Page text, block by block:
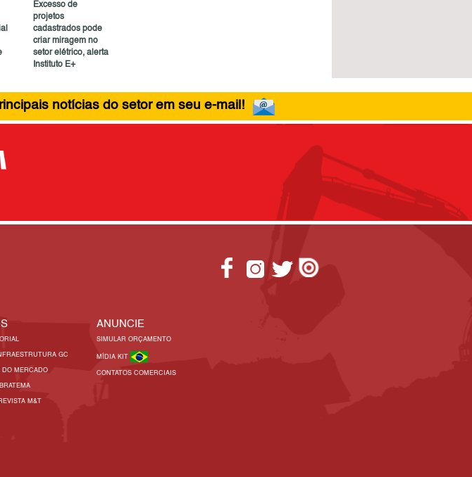
Excesso de
projetos
cadastrados pode
criar miragem no
setor elétrico, alerta
Instituto E+
notícias do setor em seu e-mail!
GC
DO MERCADO
M&T
ANUNCIE
SIMULAR ORÇAMENTO
MÍDIA KIT
CONTATOS COMERCIAIS